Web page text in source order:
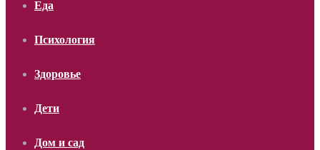
Еда
Психология
Здоровье
Дети
Дом и сад